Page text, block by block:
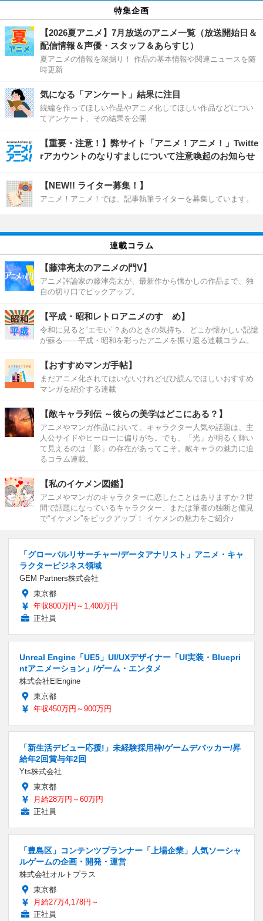
特集企画
【2026夏アニメ】7月放送のアニメ一覧（放送開始日＆
配信情報＆声優・スタッフ＆あらすじ）
夏アニメの情報を深掘り！ 作品の基本情報や関連ニュースを随
時更新
気になる「アンケート」結果に注目
続編を作ってほしい作品やアニメ化してほしい作品などについ
てアンケート、その結果を公開
【重要・注意！】弊サイト「アニメ！アニメ！」Twitte
rアカウントのなりすましについて注意喚起のお知らせ
【NEW!! ライター募集！】
アニメ！アニメ！では、記事執筆ライターを募集しています。
連載コラム
【藤津亮太のアニメの門V】
アニメ評論家の藤津亮太が、最新作から懐かしの作品まで、独
自の切り口でピックアップ。
【平成・昭和レトロアニメのすゝめ】
令和に見ると“エモい”？あのときの気持ち、どこか懐かしい記憶
が蘇る――平成・昭和を彩ったアニメを振り返る連載コラム。
【おすすめマンガ手帖】
まだアニメ化されてはいないけれどぜひ読んでほしいおすすめ
マンガを紹介する連載
【敵キャラ列伝 ～彼らの美学はどこにある？】
アニメやマンガ作品において、キャラクター人気や話題は、主
人公サイドやヒーローに偏りがち。でも、「光」が明るく輝い
て見えるのは「影」の存在があってこそ。敵キャラの魅力に迫
るコラム連載。
【私のイケメン図鑑】
アニメやマンガのキャラクターに恋したことはありますか？世
間で話題になっているキャラクター、または筆者の独断と偏見
で“イケメン”をピックアップ！ イケメンの魅力をご紹介♪
「グローバルリサーチャー/データアナリスト」アニメ・キャ
ラクタービジネス領域
GEM Partners株式会社
東京都
年収800万円～1,400万円
正社員
Unreal Engine「UE5」UI/UXデザイナー「UI実装・Bluepri
ntアニメーション」/ゲーム・エンタメ
株式会社ElEngine
東京都
年収450万円～900万円
「新生活デビュー応援!」未経験採用枠/ゲームデバッカー/昇
給年2回賞与年2回
Yts株式会社
東京都
月給28万円～60万円
正社員
「豊島区」コンテンツプランナー「上場企業」人気ソーシャ
ルゲームの企画・開発・運営
株式会社オルトプラス
東京都
月給27万4,178円～
正社員